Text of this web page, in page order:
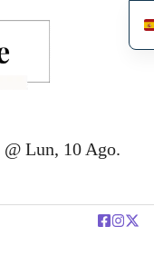
@ Lun, 10 Ago.